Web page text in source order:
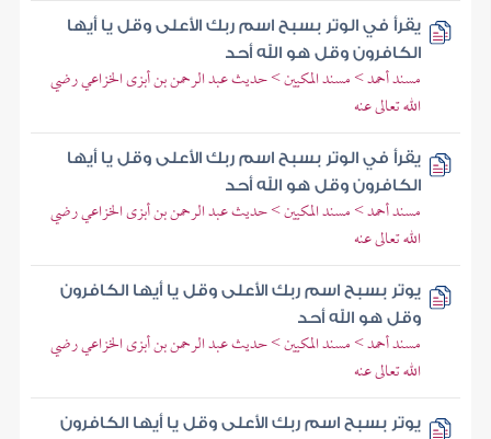
يقرأ في الوتر بسبح اسم ربك الأعلى وقل يا أيها
الكافرون وقل هو الله أحد
مسند أحمد > مسند المكيين > حديث عبد الرحمن بن أبزى الخزاعي رضي
الله تعالى عنه
يقرأ في الوتر بسبح اسم ربك الأعلى وقل يا أيها
الكافرون وقل هو الله أحد
مسند أحمد > مسند المكيين > حديث عبد الرحمن بن أبزى الخزاعي رضي
الله تعالى عنه
يوتر بسبح اسم ربك الأعلى وقل يا أيها الكافرون
وقل هو الله أحد
مسند أحمد > مسند المكيين > حديث عبد الرحمن بن أبزى الخزاعي رضي
الله تعالى عنه
يوتر بسبح اسم ربك الأعلى وقل يا أيها الكافرون